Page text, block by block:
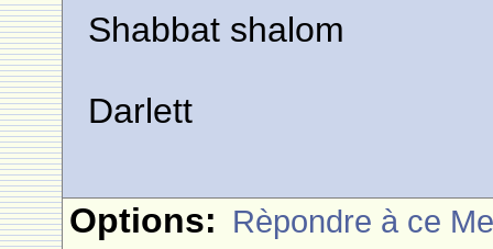
Shabbat shalom
Darlett
Options: Rèpondre à ce